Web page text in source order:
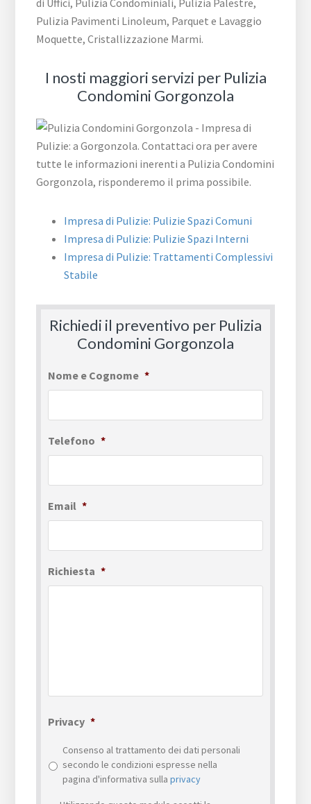
di Uffici, Pulizia Condominiali, Pulizia Palestre,
Pulizia Pavimenti Linoleum, Parquet e Lavaggio
Moquette, Cristallizzazione Marmi.
I nosti maggiori servizi per Pulizia
Condomini Gorgonzola
Impresa di Pulizie: Pulizie Spazi Comuni
Impresa di Pulizie: Pulizie Spazi Interni
Impresa di Pulizie: Trattamenti Complessivi
Stabile
Richiedi il preventivo per Pulizia
Condomini Gorgonzola
Nome e Cognome *
Telefono *
Email *
Richiesta *
Privacy *
Consenso al trattamento dei dati personali
secondo le condizioni espresse nella
pagina d'informativa sullaprivacy